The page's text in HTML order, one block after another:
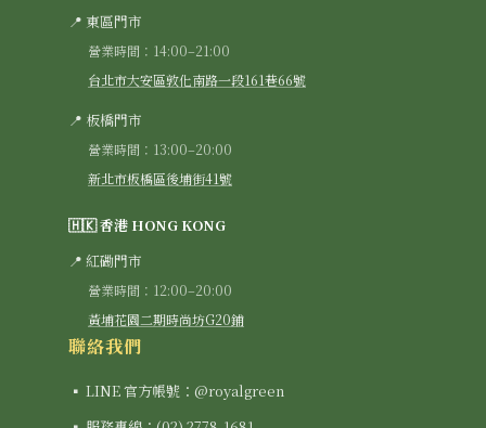
📍 東區門市
營業時間：14:00–21:00
台北市大安區敦化南路一段161巷66號
📍 板橋門市
營業時間：13:00–20:00
新北市板橋區後埔街41號
🇭🇰 香港 HONG KONG
📍 紅磡門市
營業時間：12:00–20:00
黃埔花園二期時尚坊G20鋪
聯絡我們
▪ LINE 官方帳號：@royalgreen